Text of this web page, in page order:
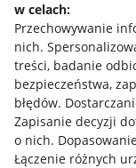
w celach:
Przechowywanie
nich.
treści, badanie
bezpieczeństwa,
błędów.
Zapisanie decyzji
o nich.
Łączenie różnych
Allegro Gadane dla
Allegro Gadane dla
Mapa miejscowości
Informacje
Regulamin